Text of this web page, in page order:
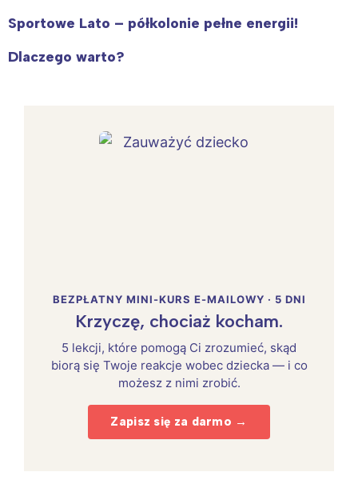
Sportowe Lato – półkolonie pełne energii!
Dlaczego warto?
BEZPŁATNY MINI-KURS E-MAILOWY · 5 DNI
Krzyczę, chociaż kocham.
5 lekcji, które pomogą Ci zrozumieć, skąd
biorą się Twoje reakcje wobec dziecka — i co
możesz z nimi zrobić.
Zapisz się za darmo →